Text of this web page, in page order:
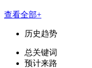
查看全部+
历史趋势
总关键词
预计来路